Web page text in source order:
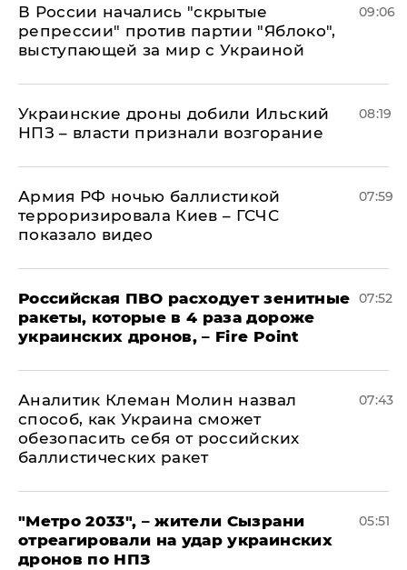
В России начались "скрытые
репрессии" против партии "Яблоко",
выступающей за мир с Украиной
09:06
Украинские дроны добили Ильский
НПЗ – власти признали возгорание
08:19
Армия РФ ночью баллистикой
терроризировала Киев – ГСЧС
показало видео
07:59
Российская ПВО расходует зенитные
ракеты, которые в 4 раза дороже
украинских дронов, – Fire Point
07:52
Аналитик Клеман Молин назвал
способ, как Украина сможет
обезопасить себя от российских
баллистических ракет
07:43
"Метро 2033", – жители Сызрани
отреагировали на удар украинских
дронов по НПЗ
05:51